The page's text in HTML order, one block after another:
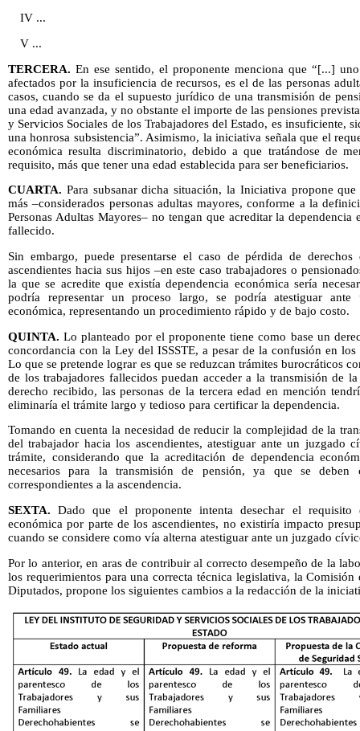
IV ...
V ...
TERCERA. En ese sentido, el proponente menciona que “[...]
afectados por la insuficiencia de recursos, es el de las personas
casos, cuando se da el supuesto jurídico de una transmisión de
una edad avanzada, y no obstante el importe de las pensiones
y Servicios Sociales de los Trabajadores del Estado, es insuficiente,
una honrosa subsistencia”. Asimismo, la iniciativa señala que el
económica resulta discriminatorio, debido a que tratándose de
requisito, más que tener una edad establecida para ser beneficiarios.
CUARTA. Para subsanar dicha situación, la Iniciativa propone
más –considerados personas adultas mayores, conforme a la
Personas Adultas Mayores– no tengan que acreditar la
fallecido.
Sin embargo, puede presentarse el caso de pérdida de
ascendientes hacia sus hijos –en este caso trabajadores o
la que se acredite que existía dependencia económica sería
podría representar un proceso largo, se podría atestiguar
económica, representando un procedimiento rápido y de bajo costo.
QUINTA. Lo planteado por el proponente tiene como base un
concordancia con la Ley del ISSSTE, a pesar de la confusión en
Lo que se pretende lograr es que se reduzcan trámites burocráticos
de los trabajadores fallecidos puedan acceder a la transmisión de
derecho recibido, las personas de la tercera edad en mención
eliminaría el trámite largo y tedioso para certificar la dependencia.
Tomando en cuenta la necesidad de reducir la complejidad de la
del trabajador hacia los ascendientes, atestiguar ante un juzgado
trámite, considerando que la acreditación de dependencia
necesarios para la transmisión de pensión, ya que se deben
correspondientes a la ascendencia.
SEXTA. Dado que el proponente intenta desechar el requisito
económica por parte de los ascendientes, no existiría impacto
cuando se considere como vía alterna atestiguar ante un juzgado
Por lo anterior, en aras de contribuir al correcto desempeño de la
los requerimientos para una correcta técnica legislativa, la Comisión
Diputados, propone los siguientes cambios a la redacción de la